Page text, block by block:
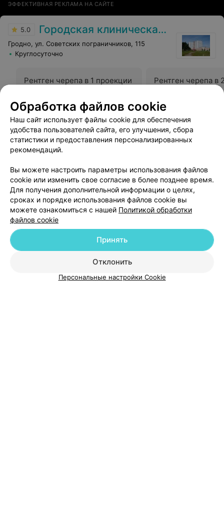
ЭФФЕКТИВНАЯ РЕКЛАМА НА САЙТЕ
5.0 Городская клиническая больница скорой медицинской помощи г. Гродно
Гродно, ул. Советских пограничников, 115
Круглосуточно
Рентген черепа в 1 проекции
Цена по запросу
Рентген черепа в
Цена по запросу
Отзыв. Бесконечно благодарна врачу акушеру-
гинекологу акушерско-обсервационного отделения
БСМП Клыбик Е.М. за своевременную
квалифицированную помощь в появлении на свет моей
нужные в это время решения, которые потом
показывают результат. Низкий поклон за Ваш труд.
Добавить компанию
Добавить специалиста
Обработка файлов cookie
Наш сайт использует файлы cookie для обеспечения
удобства пользователей сайта, его улучшения, сбора
статистики и предоставления персонализированных
рекомендаций.
Вы можете настроить параметры использования файлов
cookie или изменить свое согласие в более позднее время.
Для получения дополнительной информации о целях,
сроках и порядке использования файлов cookie вы
можете ознакомиться с нашей Политикой обработки
файлов cookie
Отклонить
Принять
Персональные настройки Cookie